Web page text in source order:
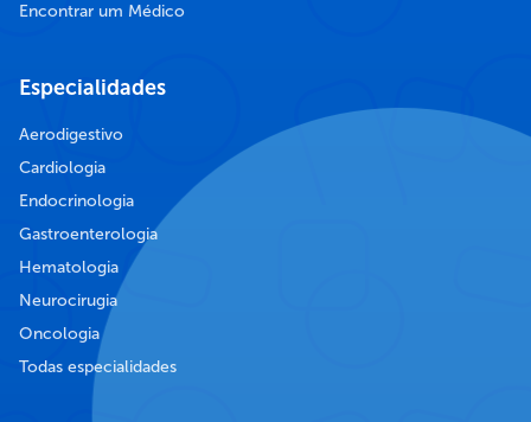
Encontrar um Médico
Especialidades
Aerodigestivo
Cardiologia
Endocrinologia
Gastroenterologia
Hematologia
Neurocirugia
Oncologia
Todas especialidades